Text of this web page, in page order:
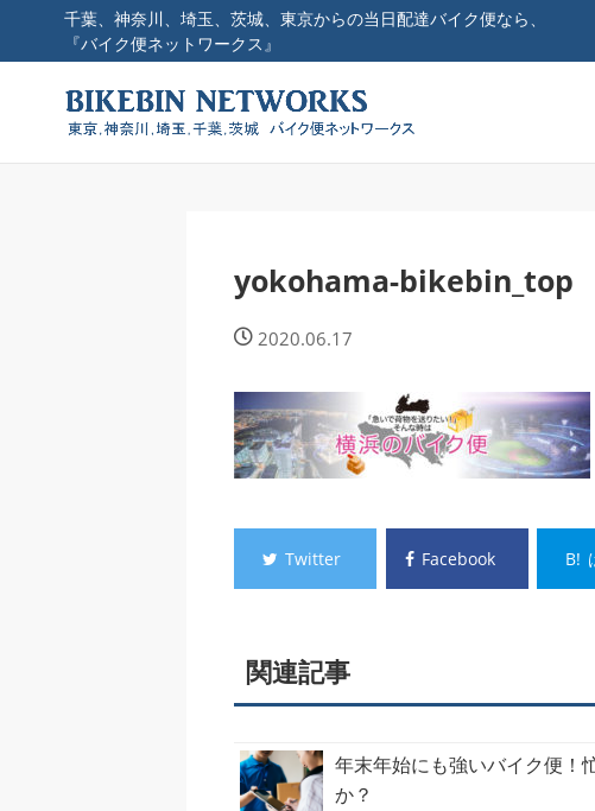
千葉、神奈川、埼玉、茨城、東京からの当日配達バイク便なら、
『バイク便ネットワークス』
yokohama-bikebin_top
2020.06.17
Twitter Facebook B!
関連記事
年末年始にも強いバイク便！
か？